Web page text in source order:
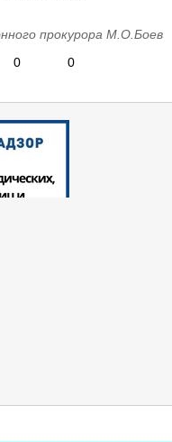
прокурора М.О.Боев
0
0